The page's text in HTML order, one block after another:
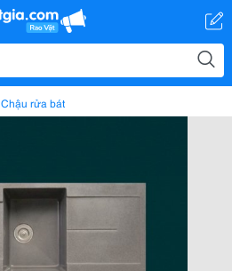
Chậu rửa bát